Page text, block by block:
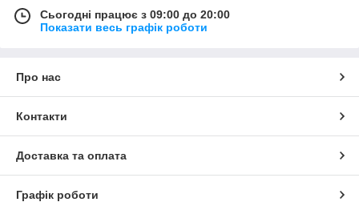
Сьогодні працює з 09:00 до 20:00
Показати весь графік роботи
Про нас
Контакти
Доставка та оплата
Графік роботи